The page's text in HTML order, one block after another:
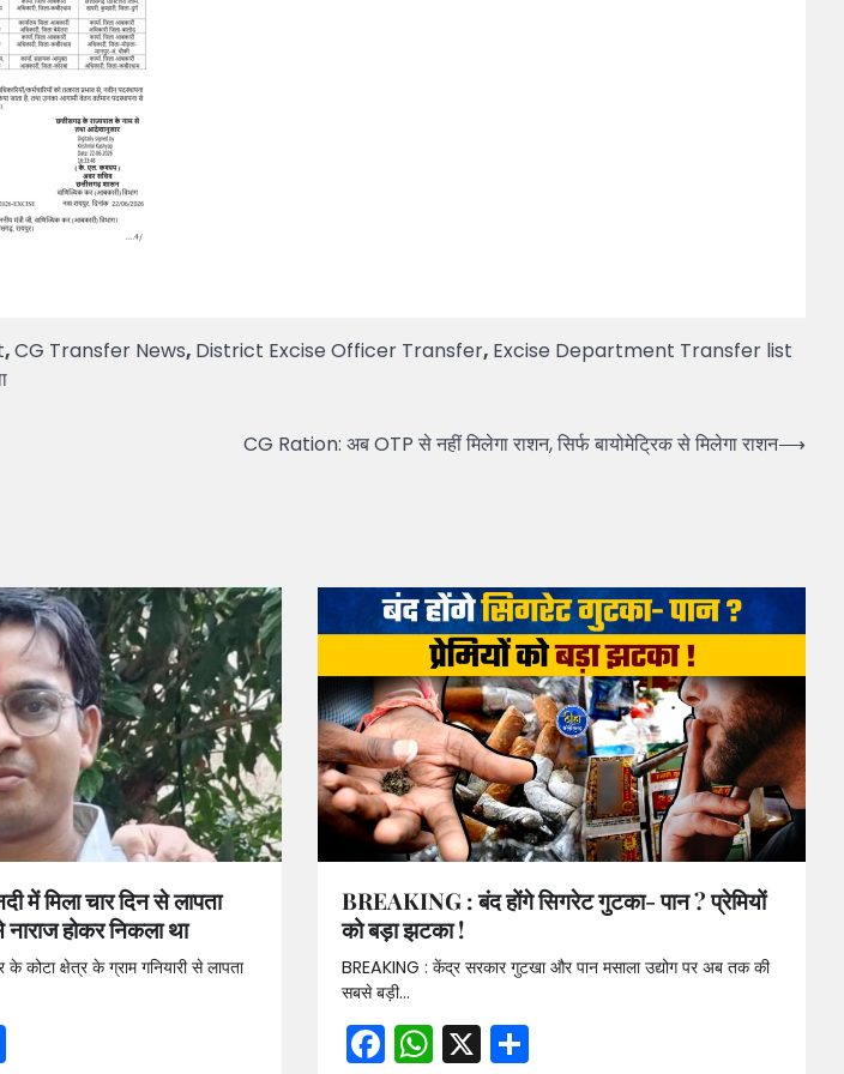
,CG Transfer News, District Excise Officer Transfer, Excise Department Transfer list
CG Ration: अब OTP से नहीं मिलेगा राशन, सिर्फ बायोमेट्रिक से मिलेगा राशन⟶
मिला चार दिन से लापता
होकर निकला था
क्षेत्र के ग्राम गनियारी से लापता
Share
BREAKING : बंद होंगे सिगरेट गुटका- पान ? प्रेमियों
को बड़ा झटका !
BREAKING : केंद्र सरकार गुटखा और पान मसाला उद्योग पर अब तक की
सबसे बड़ी…
Facebook
WhatsApp
X